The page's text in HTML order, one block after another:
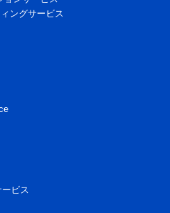
ングサービス
ビス